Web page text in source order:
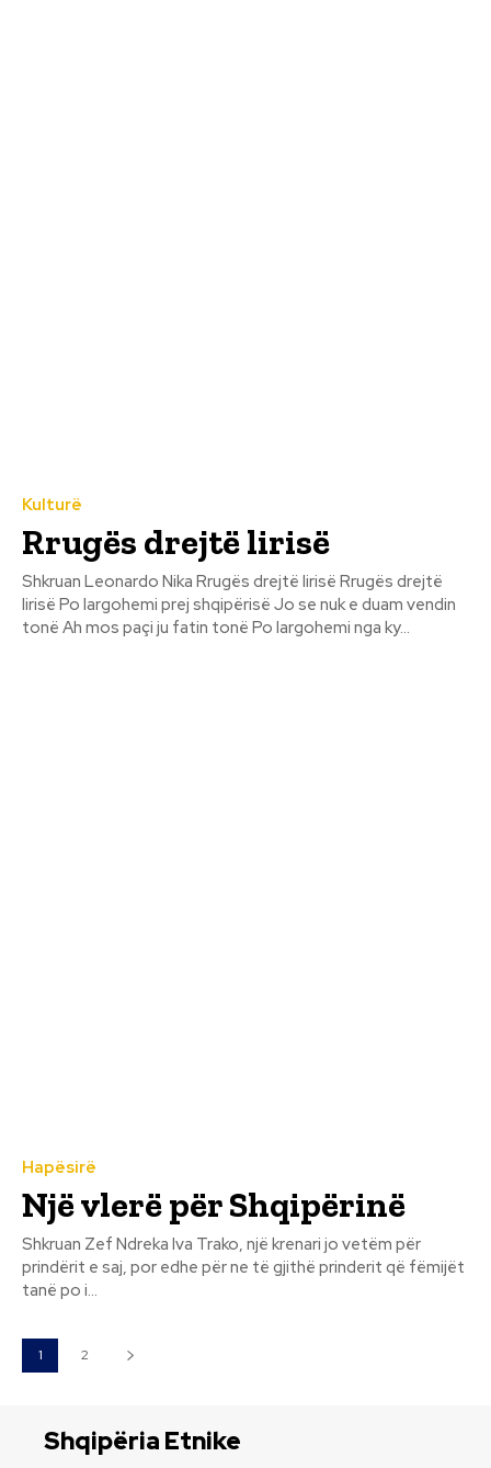
Kulturë
Rrugës drejtë lirisë
Shkruan Leonardo Nika Rrugës drejtë lirisë Rrugës drejtë
lirisë Po largohemi prej shqipërisë Jo se nuk e duam vendin
tonë Ah mos paçi ju fatin tonë Po largohemi nga ky...
Hapësirë
Një vlerë për Shqipërinë
Shkruan Zef Ndreka Iva Trako, një krenari jo vetëm për
prindërit e saj, por edhe për ne të gjithë prinderit që fëmijët
tanë po i...
1 2
Shqipëria Etnike